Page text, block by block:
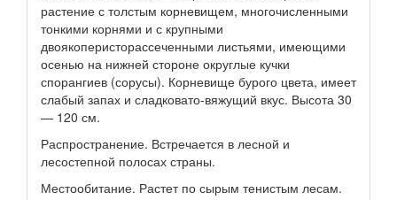
растение с толстым корневищем, многочисленными
тонкими корнями и с крупными
двоякоперисторассеченными листьями, имеющими
осенью на нижней стороне округлые кучки
спорангиев (сорусы). Корневище бурого цвета, имеет
слабый запах и сладковато-вяжущий вкус. Высота 30
— 120 см.
Распространение. Встречается в лесной и
лесостепной полосах страны.
Местообитание. Растет по сырым тенистым лесам.